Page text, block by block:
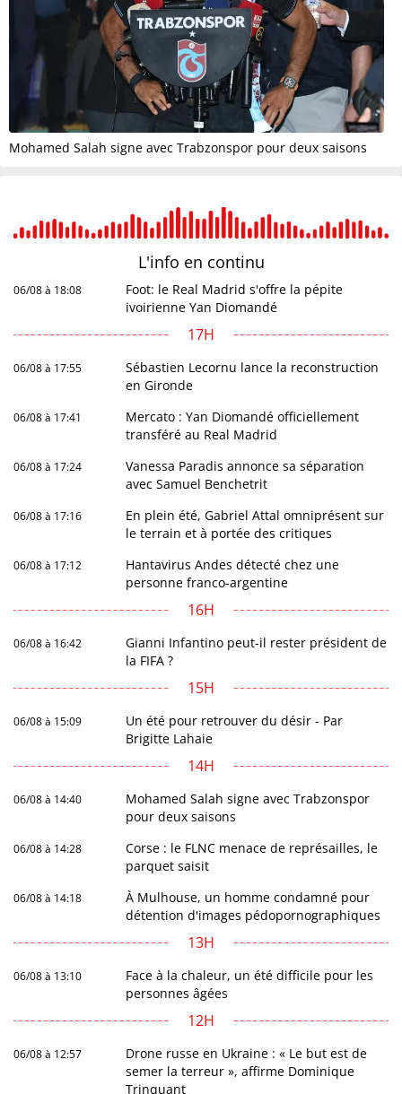
Mohamed Salah signe avec Trabzonspor pour deux saisons
L'info en continu
06/08 à 18:08
Foot: le Real Madrid s'offre la pépite
ivoirienne Yan Diomandé
17H
06/08 à 17:55
Sébastien Lecornu lance la reconstruction
en Gironde
06/08 à 17:41
Mercato : Yan Diomandé officiellement
transféré au Real Madrid
06/08 à 17:24
Vanessa Paradis annonce sa séparation
avec Samuel Benchetrit
06/08 à 17:16
En plein été, Gabriel Attal omniprésent sur
le terrain et à portée des critiques
06/08 à 17:12
Hantavirus Andes détecté chez une
personne franco-argentine
16H
06/08 à 16:42
Gianni Infantino peut-il rester président de
la FIFA ?
15H
06/08 à 15:09
Un été pour retrouver du désir - Par
Brigitte Lahaie
14H
06/08 à 14:40
Mohamed Salah signe avec Trabzonspor
pour deux saisons
06/08 à 14:28
Corse : le FLNC menace de représailles, le
parquet saisit
06/08 à 14:18
À Mulhouse, un homme condamné pour
détention d'images pédopornographiques
13H
06/08 à 13:10
Face à la chaleur, un été difficile pour les
personnes âgées
12H
06/08 à 12:57
Drone russe en Ukraine : « Le but est de
semer la terreur », affirme Dominique
Trinquant